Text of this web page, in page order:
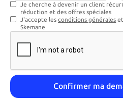
Je cherche à devenir un client
réduction et des offres spéciales
J'accepte lesconditions générales
Skemane